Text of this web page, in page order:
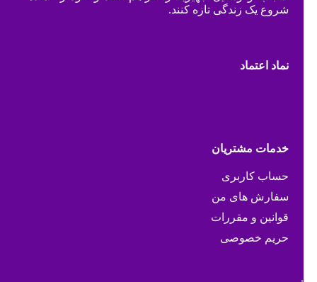
شروع یک زندگی تازه کنند.
نماد اعتماد
خدمات مشتریان
حساب کاربری
سفارش های من
قوانین و مقررات
حریم خصوصی